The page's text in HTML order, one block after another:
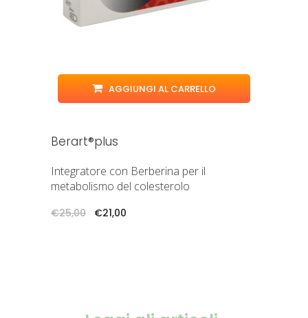
AGGIUNGI AL CARRELLO
Berart®plus
Integratore con Berberina per il
metabolismo del colesterolo
€25,00 Il
prezzo
€21,00